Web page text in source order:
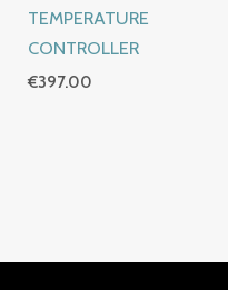
TEMPERATURE
CONTROLLER
€397.00